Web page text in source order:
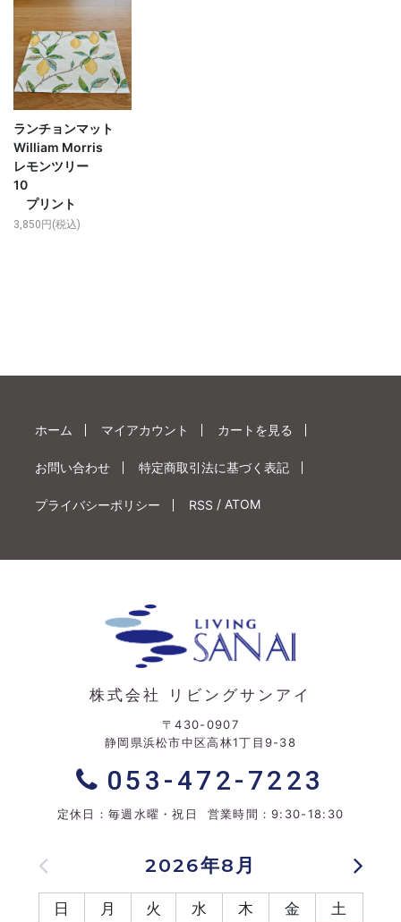
ランチョンマット
William Morris
レモンツリー
10
プリント
3,850円(税込)
ホーム マイアカウント カートを見る
お問い合わせ 特定商取引法に基づく表記
プライバシーポリシー RSS / ATOM
2026年8月
日 月 火 水 木 金 土
株式会社 リビングサンアイ
〒430-0907
静岡県浜松市中区高林1丁目9-38
053-472-7223
定休日：毎週水曜・祝日 営業時間：9:30-18:30